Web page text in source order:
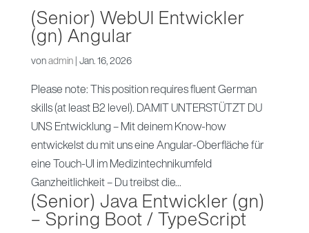
(Senior) WebUI Entwickler
(gn) Angular
vonadmin|Jan. 16, 2026
Please note: This position requires fluent German
skills (at least B2 level). DAMIT UNTERSTÜTZT DU
UNS Entwicklung – Mit deinem Know-how
entwickelst du mit uns eine Angular-Oberfläche für
eine Touch-UI im Medizintechnikumfeld
Ganzheitlichkeit – Du treibst die...
(Senior) Java Entwickler (gn)
– Spring Boot / TypeScript